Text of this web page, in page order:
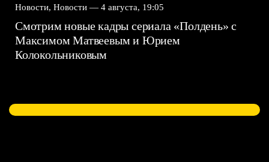
Новости, Новости — 4 августа, 19:05
Смотрим новые кадры сериала «Полдень» с
Максимом Матвеевым и Юрием
Колокольниковым